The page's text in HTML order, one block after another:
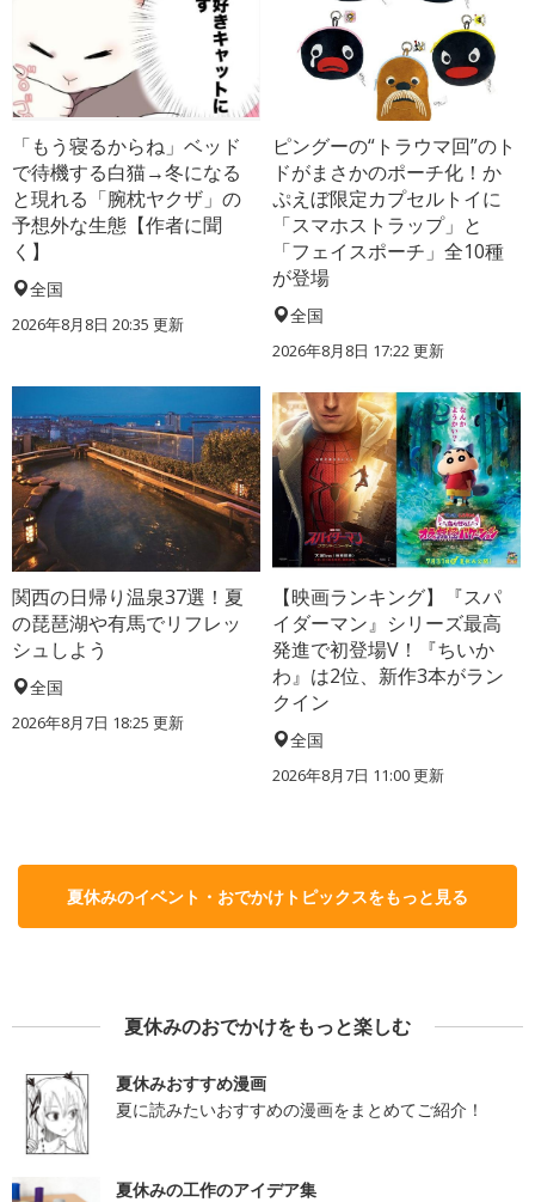
「もう寝るからね」ベッド
で待機する白猫→冬になる
と現れる「腕枕ヤクザ」の
予想外な生態【作者に聞
く】
全国
2026年8月8日 20:35 更新
ピングーの“トラウマ回”のト
ドがまさかのポーチ化！か
ぷえぼ限定カプセルトイに
「スマホストラップ」と
「フェイスポーチ」全10種
が登場
全国
2026年8月8日 17:22更新
関西の日帰り温泉37選！夏
の琵琶湖や有馬でリフレッ
シュしよう
全国
2026年8月7日 18:25 更新
【映画ランキング】『スパ
イダーマン』シリーズ最高
発進で初登場V！『ちいか
わ』は2位、新作3本がラン
クイン
全国
2026年8月7日 11:00更新
夏休みのイベント・おでかけトピックスをもっと見る
夏休みのおでかけをもっと楽しむ
夏休みおすすめ漫画
夏に読みたいおすすめの漫画をまとめてご紹介！
夏休みの工作のアイデア集